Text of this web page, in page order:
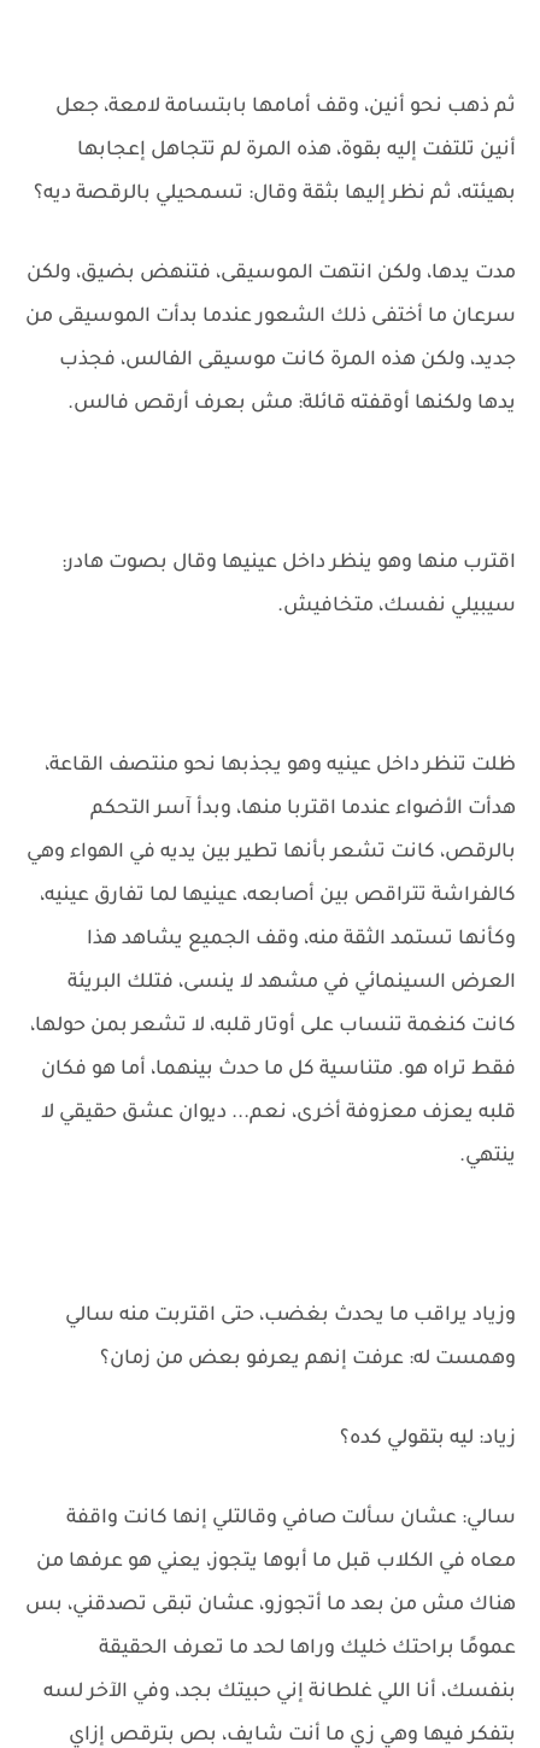
ثم ذهب نحو أنين، وقف أمامها بابتسامة لامعة، جعل
أنين تلتفت إليه بقوة، هذه المرة لم تتجاهل إعجابها
بهيئته، ثم نظر إليها بثقة وقال: تسمحيلي بالرقصة ديه؟
مدت يدها، ولكن انتهت الموسيقى، فتنهض بضيق، ولكن
سرعان ما أختفى ذلك الشعور عندما بدأت الموسيقى من
جديد، ولكن هذه المرة كانت موسيقى الفالس، فجذب
يدها ولكنها أوقفته قائلة: مش بعرف أرقص فالس.
اقترب منها وهو ينظر داخل عينيها وقال بصوت هادر:
سيبيلي نفسك، متخافيش.
ظلت تنظر داخل عينيه وهو يجذبها نحو منتصف القاعة،
هدأت الأضواء عندما اقتربا منها، وبدأ آسر التحكم
بالرقص، كانت تشعر بأنها تطير بين يديه في الهواء وهي
كالفراشة تتراقص بين أصابعه، عينيها لما تفارق عينيه،
وكأنها تستمد الثقة منه، وقف الجميع يشاهد هذا
العرض السينمائي في مشهد لا ينسى، فتلك البريئة
كانت كنغمة تنساب على أوتار قلبه، لا تشعر بمن حولها،
فقط تراه هو. متناسية كل ما حدث بينهما، أما هو فكان
قلبه يعزف معزوفة أخرى، نعم... ديوان عشق حقيقي لا
ينتهي.
وزياد يراقب ما يحدث بغضب، حتى اقتربت منه سالي
وهمست له: عرفت إنهم يعرفو بعض من زمان؟
زياد: ليه بتقولي كده؟
سالي: عشان سألت صافي وقالتلي إنها كانت واقفة
معاه في الكلاب قبل ما أبوها يتجوز، يعني هو عرفها من
هناك مش من بعد ما أتجوزو، عشان تبقى تصدقني، بس
عمومًا براحتك خليك وراها لحد ما تعرف الحقيقة
بنفسك، أنا اللي غلطانة إني حبيتك بجد، وفي الآخر لسه
بتفكر فيها وهي زي ما أنت شايف، بص بترقص إزاي